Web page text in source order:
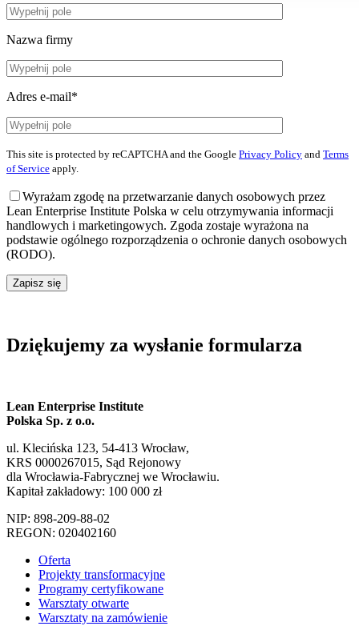
Nazwa firmy
Adres e-mail*
This site is protected by reCAPTCHA and the Google Privacy Policy and Terms
of Service apply.
Wyrażam zgodę na przetwarzanie danych osobowych przez
Lean Enterprise Institute Polska w celu otrzymywania informacji
handlowych i marketingowych. Zgoda zostaje wyrażona na
podstawie ogólnego rozporządzenia o ochronie danych osobowych
(RODO).
Zapisz się
Dziękujemy za wysłanie formularza
Lean Enterprise Institute
Polska Sp. z o.o.
ul. Klecińska 123, 54-413 Wrocław,
KRS 0000267015, Sąd Rejonowy
dla Wrocławia-Fabrycznej we Wrocławiu.
Kapitał zakładowy: 100 000 zł
NIP: 898-209-88-02
REGON: 020402160
Oferta
Projekty transformacyjne
Programy certyfikowane
Warsztaty otwarte
Warsztaty na zamówienie